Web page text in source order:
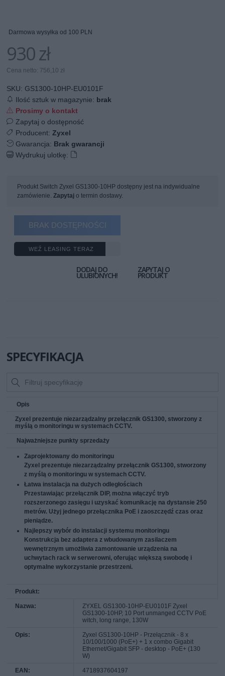
Darmowa wysyłka od 100 PLN
930 zł
Cena netto: 756,10 zł
SKU: GS1300-10HP-EU0101F
Ilość sztuk w magazynie: brak
Prosimy o kontakt
Zapytaj o dostępność
Producent:Zyxel
Gwarancja: Brak gwarancji
Wydrukuj ulotkę:
Produkt Switch Zyxel GS1300-10HP dostępny jest na indywidualne
zamówienie.Zapytaj o termin dostawy.
BRAK DOSTĘPNOŚCI
WEŹ LEASING TERAZ
DODAJ DO
ULUBIONYCH!
ZAPYTAJ O
PRODUKT
SPECYFIKACJA
Opis
Zyxel prezentuje niezarządzalny przełącznik GS1300, stworzony z
myślą o monitoringu w systemach CCTV.
Najważniejsze punkty sprzedaży
Zaprojektowany do monitoringu
Zyxel prezentuje niezarządzalny przełącznik GS1300, stworzony
z myślą o monitoringu w systemach CCTV.
Łatwa instalacja na dużych odległościach
Przestawiając przełącznik DIP, można włączyć tryb
rozszerzonego zasięgu i uzyskać komunikację na dystansie 250
metrów. Użyj jednego przełącznika PoE i zaoszczędź czas oraz
pieniądze.
Najlepszy wybór do instalacji systemu monitoringu
Konstrukcja bez adaptera z wbudowanym zasilaczem
wewnętrznym umożliwia zamontowanie urządzenia na
uchwytach rack w serwerowni, oferując większą swobodę i
optymalne wykorzystanie przestrzeni.
Produkt:
Nazwa:
ZYXEL GS1300-10HP-EU0101F Zyxel
GS1300-10HP, 10 Port unmanged CCTV PoE
witch, long range, 130W
Opis:
Zyxel GS1300-10HP - Przełącznik - 8 x
10/100/1000 (PoE+) + 1 x combo Gigabit
Ethernet/Gigabit SFP - desktop - PoE+ (130
W)
EAN: 4718937604197